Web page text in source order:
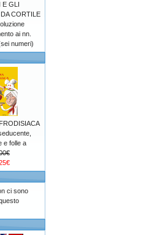
E GLI
CORTILE
ai nn.
numeri)
e folle a
ci sono